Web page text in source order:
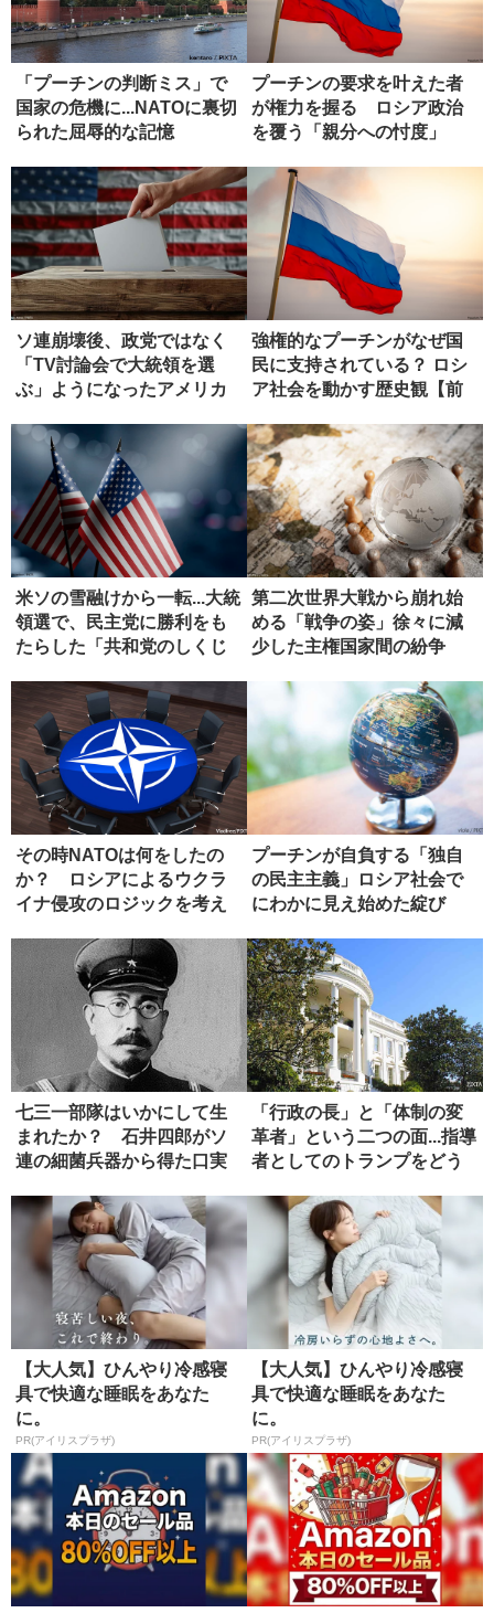
「プーチンの判断ミス」で
国家の危機に...NATOに裏切
られた屈辱的な記憶
プーチンの要求を叶えた者
が権力を握る ロシア政治
を覆う「親分への忖度」
ソ連崩壊後、政党ではなく
「TV討論会で大統領を選
ぶ」ようになったアメリカ
強権的なプーチンがなぜ国
民に支持されている？ ロシ
ア社会を動かす歴史観【前
米ソの雪融けから一転...大統
領選で、民主党に勝利をも
たらした「共和党のしくじ
第二次世界大戦から崩れ始
める「戦争の姿」徐々に減
少した主権国家間の紛争
その時NATOは何をしたの
か？ ロシアによるウクラ
イナ侵攻のロジックを考え
プーチンが自負する「独自
の民主主義」ロシア社会で
にわかに見え始めた綻び
七三一部隊はいかにして生
まれたか？ 石井四郎がソ
連の細菌兵器から得た口実
「行政の長」と「体制の変
革者」という二つの面...指導
者としてのトランプをどう
【大人気】ひんやり冷感寝
具で快適な睡眠をあなた
に。
PR(アイリスプラザ)
【大人気】ひんやり冷感寝
具で快適な睡眠をあなた
に。
PR(アイリスプラザ)